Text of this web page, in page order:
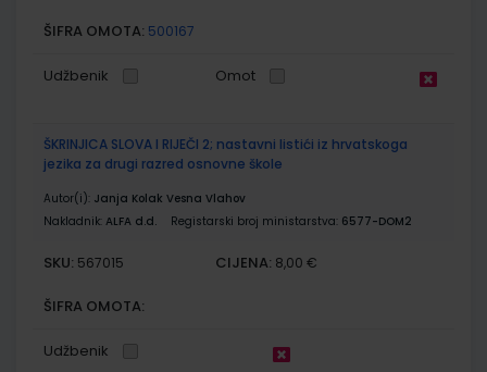
ŠIFRA OMOTA: 500167
Udžbenik Omot
ŠKRINJICA SLOVA I RIJEČI 2; nastavni listići iz hrvatskoga
jezika za drugi razred osnovne škole
Autor(i): Janja Kolak Vesna Vlahov
Nakladnik: ALFA d.d. Registarski broj ministarstva: 6577-DOM2
SKU: 567015 CIJENA: 8,00 €
ŠIFRA OMOTA:
Udžbenik